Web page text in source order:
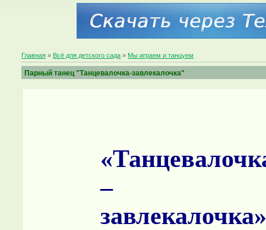
Главная » Всё для детского сада » Мы играем и танцуем
Парный танец "Танцевалочка-завлекалочка"
–